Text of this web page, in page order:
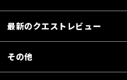
最新のクエストレビュー
その他